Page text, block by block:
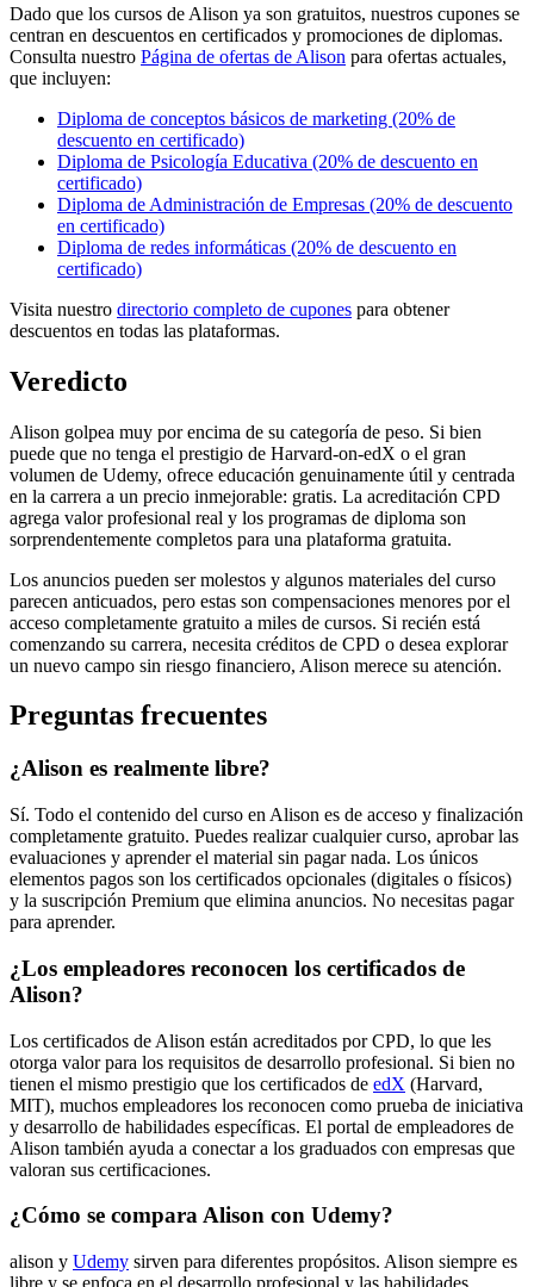
Dado que los cursos de Alison ya son gratuitos, nuestros cupones se
centran en descuentos en certificados y promociones de diplomas.
Consulta nuestro Página de ofertas de Alison para ofertas actuales,
que incluyen:
Diploma de conceptos básicos de marketing (20% de
descuento en certificado)
Diploma de Psicología Educativa (20% de descuento en
certificado)
Diploma de Administración de Empresas (20% de descuento
en certificado)
Diploma de redes informáticas (20% de descuento en
certificado)
Visita nuestro directorio completo de cupones para obtener
descuentos en todas las plataformas.
Veredicto
Alison golpea muy por encima de su categoría de peso. Si bien
puede que no tenga el prestigio de Harvard-on-edX o el gran
volumen de Udemy, ofrece educación genuinamente útil y centrada
en la carrera a un precio inmejorable: gratis. La acreditación CPD
agrega valor profesional real y los programas de diploma son
sorprendentemente completos para una plataforma gratuita.
Los anuncios pueden ser molestos y algunos materiales del curso
parecen anticuados, pero estas son compensaciones menores por el
acceso completamente gratuito a miles de cursos. Si recién está
comenzando su carrera, necesita créditos de CPD o desea explorar
un nuevo campo sin riesgo financiero, Alison merece su atención.
Preguntas frecuentes
¿Alison es realmente libre?
Sí. Todo el contenido del curso en Alison es de acceso y finalización
completamente gratuito. Puedes realizar cualquier curso, aprobar las
evaluaciones y aprender el material sin pagar nada. Los únicos
elementos pagos son los certificados opcionales (digitales o físicos)
y la suscripción Premium que elimina anuncios. No necesitas pagar
para aprender.
¿Los empleadores reconocen los certificados de
Alison?
Los certificados de Alison están acreditados por CPD, lo que les
otorga valor para los requisitos de desarrollo profesional. Si bien no
tienen el mismo prestigio que los certificados de edX (Harvard,
MIT), muchos empleadores los reconocen como prueba de iniciativa
y desarrollo de habilidades específicas. El portal de empleadores de
Alison también ayuda a conectar a los graduados con empresas que
valoran sus certificaciones.
¿Cómo se compara Alison con Udemy?
alison y Udemy sirven para diferentes propósitos. Alison siempre es
libre y se enfoca en el desarrollo profesional y las habilidades